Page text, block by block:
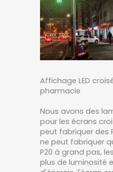
Affichage LED
pharmacie
Nous avons des
pour les écrans
peut fabriquer des
ne peut fabriquer
P20 à grand pas,
plus de luminosité